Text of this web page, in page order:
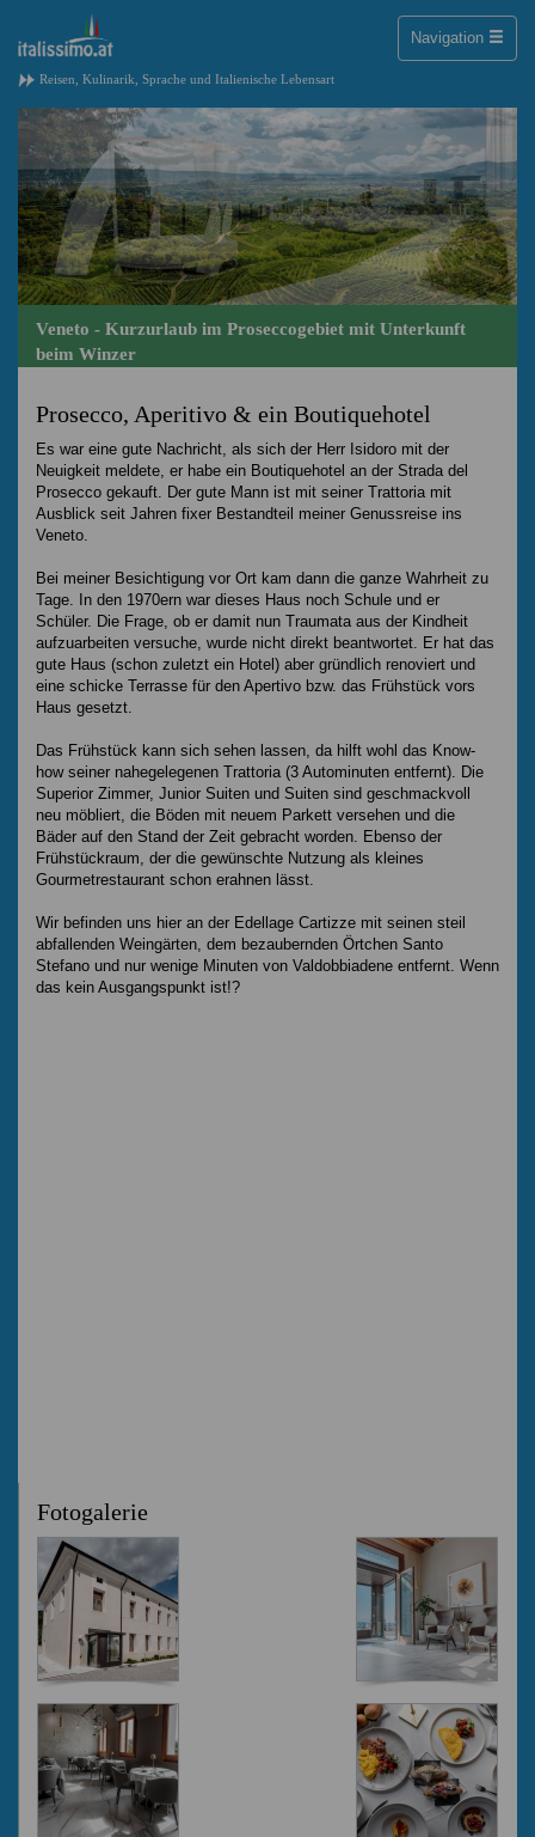
Reisen, Kulinarik, Sprache und Italienische Lebensart
Navigation Toggle
Veneto - Kurzurlaub im Proseccogebiet mit Unterkunft
beim Winzer
Prosecco, Aperitivo & ein Boutiquehotel
Es war eine gute Nachricht, als sich der Herr Isidoro mit der
Neuigkeit meldete, er habe ein Boutiquehotel an der Strada del
Prosecco gekauft. Der gute Mann ist mit seiner Trattoria mit
Ausblick seit Jahren fixer Bestandteil meiner Genussreise ins
Veneto.
Bei meiner Besichtigung vor Ort kam dann die ganze Wahrheit zu
Tage. In den 1970ern war dieses Haus noch Schule und er
Schüler. Die Frage, ob er damit nun Traumata aus der Kindheit
aufzuarbeiten versuche, wurde nicht direkt beantwortet. Er hat das
gute Haus (schon zuletzt ein Hotel) aber gründlich renoviert und
eine schicke Terrasse für den Apertivo bzw. das Frühstück vors
Haus gesetzt.
Das Frühstück kann sich sehen lassen, da hilft wohl das Know-
how seiner nahegelegenen Trattoria (3 Autominuten entfernt). Die
Superior Zimmer, Junior Suiten und Suiten sind geschmackvoll
neu möbliert, die Böden mit neuem Parkett versehen und die
Bäder auf den Stand der Zeit gebracht worden. Ebenso der
Frühstückraum, der die gewünschte Nutzung als kleines
Gourmetrestaurant schon erahnen lässt.
Wir befinden uns hier an der Edellage Cartizze mit seinen steil
abfallenden Weingärten, dem bezaubernden Örtchen Santo
Stefano und nur wenige Minuten von Valdobbiadene entfernt. Wenn
das kein Ausgangspunkt ist!?
Fotogalerie